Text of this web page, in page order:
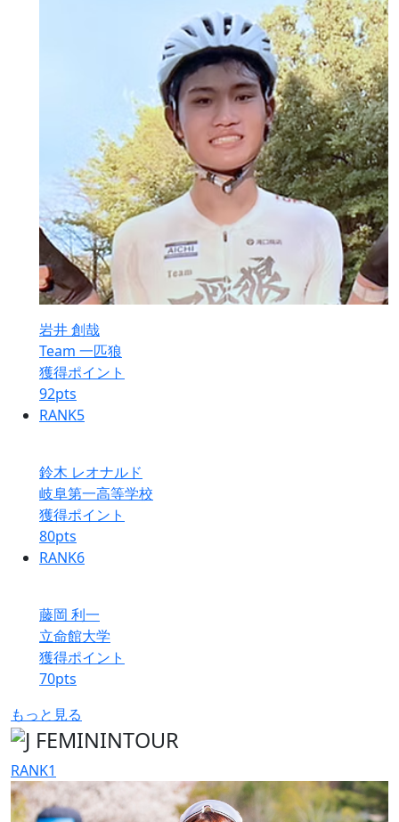
岩井 創哉
Team 一匹狼
獲得ポイント
92pts
RANK5
鈴木 レオナルド
岐阜第一高等学校
獲得ポイント
80pts
RANK6
藤岡 利一
立命館大学
獲得ポイント
70pts
もっと見る
RANK1